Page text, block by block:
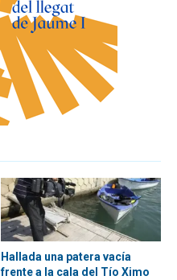
Hallada una patera vacía
frente a la cala del Tío Ximo